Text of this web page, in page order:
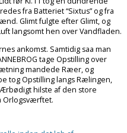
fra Batteriet “Sixtus” og fra
Glimt fulgte efter Glimt, og
langsomt hen over Vandfladen.
ankomst. Samtidig saa man
tage Opstilling over
mandede Ræer, og
tog Opstilling langs Rælingen,
hilste af den store
Orlogsværftet.